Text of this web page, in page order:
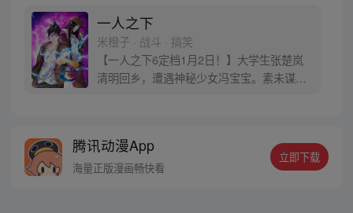
一人之下
米橙子 · 战斗 · 搞笑
【一人之下6定档1月2日！】大学生张楚岚
清明回乡，遭遇神秘少女冯宝宝。素未谋面
密，张楚岚的生活被彻底颠覆，与冯宝宝一
同踏上“异人”之旅。
腾讯动漫App
海量正版漫画畅快看
立即下载